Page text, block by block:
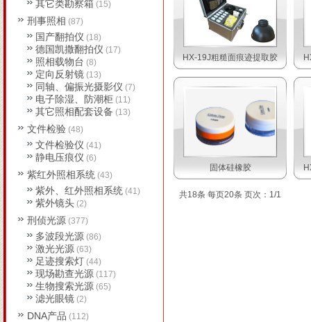
HX-19J粗糙面痕迹提取胶
固体硅橡胶
共18条 每页20条 页次：1/1
其它类勘察箱 (15)
刑事照相 (87)
国产翻拍仪 (18)
德国凯撒翻拍仪 (17)
照相载物台 (8)
定向反射镜 (13)
同轴、偏振光摄影仪 (7)
电子除湿、防潮柜 (11)
其它照相配套设备 (13)
文件检验 (48)
文件检验仪 (41)
静电压痕仪 (6)
紫红外照相系统 (43)
紫外、红外照相系统 (41)
紫外镜头 (2)
刑侦光源 (377)
多波段光源 (86)
激光光源 (63)
足迹搜索灯 (44)
现场勘查光源 (117)
生物搜索光源 (65)
滤光眼镜 (2)
DNA产品 (112)